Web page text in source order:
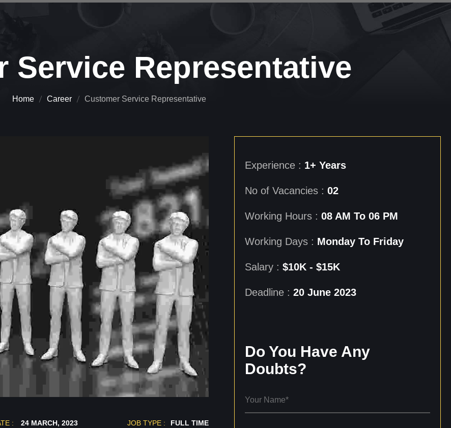
Service Representative
Home Career Customer Service Representative
: 24 MARCH, 2023 JOB TYPE : FULL TIME
Experience : 1+ Years
No of Vacancies : 02
Working Hours : 08 AM To 06 PM
Working Days : Monday To Friday
Salary : $10K - $15K
Deadline : 20 June 2023
Do You Have Any
Doubts?